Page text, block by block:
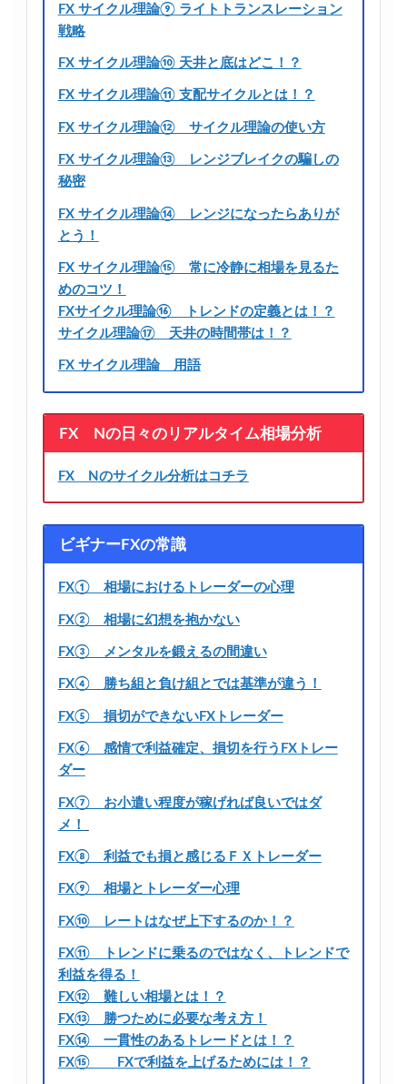
FX サイクル理論⑨ ライトトランスレーション
戦略
FX サイクル理論⑩ 天井と底はどこ！？
FX サイクル理論⑪ 支配サイクルとは！？
FX サイクル理論⑫ サイクル理論の使い方
FX サイクル理論⑬ レンジブレイクの騙しの
秘密
FX サイクル理論⑭ レンジになったらありが
とう！
FX サイクル理論⑮ 常に冷静に相場を見るた
めのコツ！
FXサイクル理論⑯ トレンドの定義とは！？
サイクル理論⑰ 天井の時間帯は！？
FX サイクル理論 用語
FX Nの日々のリアルタイム相場分析
FX Nのサイクル分析はコチラ
ビギナーFXの常識
FX① 相場におけるトレーダーの心理
FX② 相場に幻想を抱かない
FX③ メンタルを鍛えるの間違い
FX④ 勝ち組と負け組とでは基準が違う！
FX⑤ 損切ができないFXトレーダー
FX⑥ 感情で利益確定、損切を行うFXトレー
ダー
FX⑦ お小遣い程度が稼げれば良いではダ
メ！
FX⑧ 利益でも損と感じるＦＸトレーダー
FX⑨ 相場とトレーダー心理
FX⑩ レートはなぜ上下するのか！？
FX⑪ トレンドに乗るのではなく、トレンドで
利益を得る！
FX⑫ 難しい相場とは！？
FX⑬ 勝つために必要な考え方！
FX⑭ 一貫性のあるトレードとは！？
FX⑮ FXで利益を上げるためには！？